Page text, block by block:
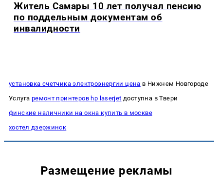
Житель Самары 10 лет получал пенсию
по поддельным документам об
инвалидности
установка счетчика электроэнергии цена в Нижнем Новгороде
Услуга ремонт принтеров hp laserjet доступна в Твери
финские наличники на окна купить в москве
хостел дзержинск
Размещение рекламы